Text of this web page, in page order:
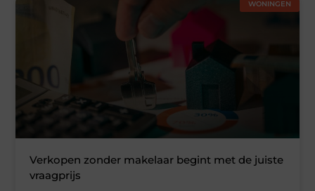
WONINGEN
Verkopen zonder makelaar begint met de juiste
vraagprijs